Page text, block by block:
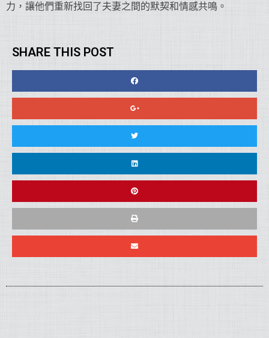
力，讓他們重新找回了夫妻之間的默契和情感共鳴。
SHARE THIS POST